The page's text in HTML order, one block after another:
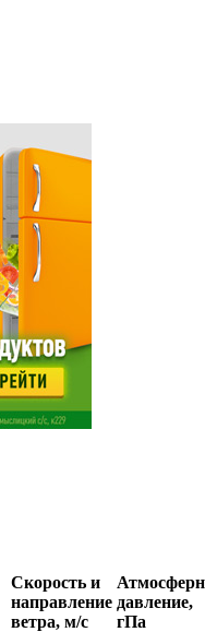
Скорость и
направление
ветра, м/с
давление,
гПа